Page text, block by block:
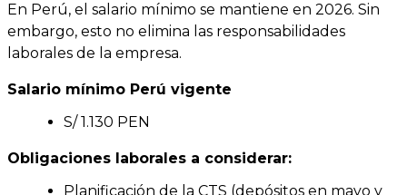
En Perú, el salario mínimo se mantiene en 2026. Sin
embargo, esto no elimina las responsabilidades
laborales de la empresa.
Salario mínimo Perú vigente
S/ 1.130 PEN
Obligaciones laborales a considerar:
Planificación de la CTS (depósitos en mayo y